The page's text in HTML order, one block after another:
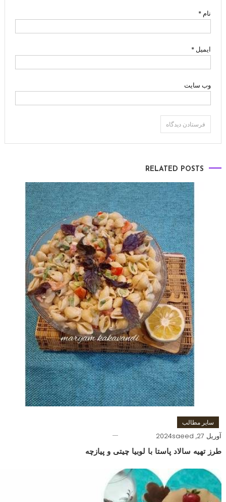
نام*
ایمیل *
وب‌ سایت
RELATED POSTS
سایر مطالب
آوریل 27, 2024 saeed
طرز تهیه سالاد پاستا با لوبیا چیتی و پیازچه